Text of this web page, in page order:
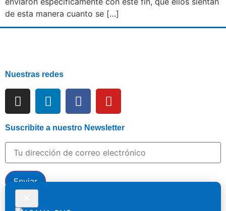
de esta manera cuanto se […]
Nuestras redes
Suscribite a nuestro Newsletter